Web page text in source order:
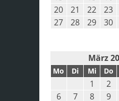
20
21 22
23
27
28 29 30
März
Mo Di Mi Do
1
2
6
7 8 9